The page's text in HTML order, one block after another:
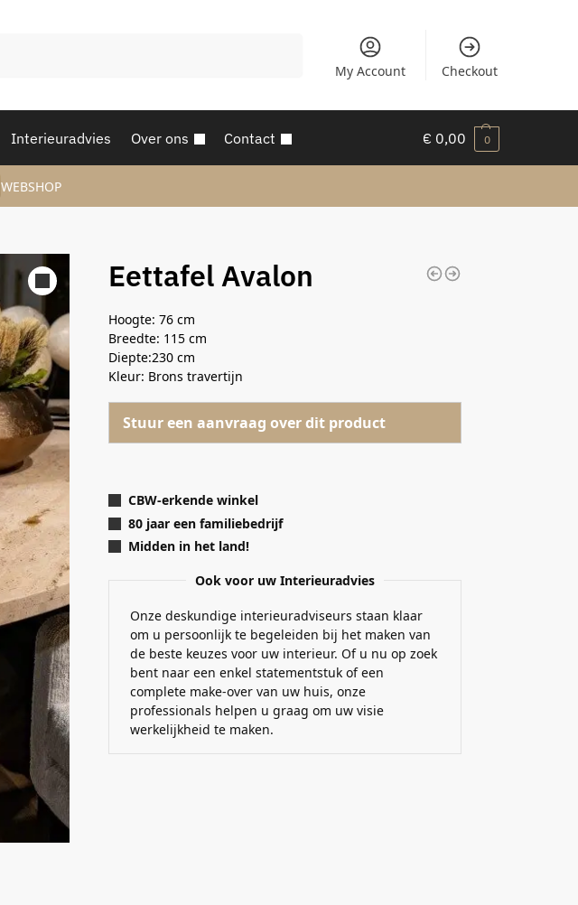
My Account Checkout
Interieuradvies Over ons Contact € 0,00 0
WEBSHOP
Eettafel Avalon
Hoogte: 76 cm
Breedte: 115 cm
Diepte:230 cm
Kleur: Brons travertijn
Stuur een aanvraag over dit product
CBW-erkende winkel
80 jaar een familiebedrijf
Midden in het land!
Ook voor uw Interieuradvies
Onze deskundige interieuradviseurs staan klaar
om u persoonlijk te begeleiden bij het maken van
de beste keuzes voor uw interieur. Of u nu op zoek
bent naar een enkel statementstuk of een
complete make-over van uw huis, onze
professionals helpen u graag om uw visie
werkelijkheid te maken.